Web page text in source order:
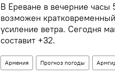
В Ереване в вечерние часы
возможен
усиление ветра. Сегодня
составит +32.
Армения Прогноз погоды